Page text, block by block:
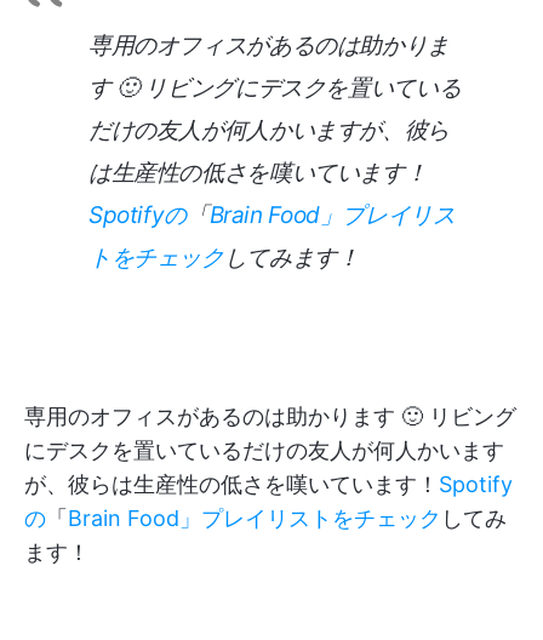
専用のオフィスがあるのは助かりま
す 🙂 リビングにデスクを置いている
だけの友人が何人かいますが、彼ら
は生産性の低さを嘆いています！
Spotifyの「Brain Food」プレイリス
トをチェック してみます！
専用のオフィスがあるのは助かります 🙂 リビング
にデスクを置いているだけの友人が何人かいます
が、彼らは生産性の低さを嘆いています！ Spotify
の 「 Brain Food」プレイリストをチェック してみ
ます！